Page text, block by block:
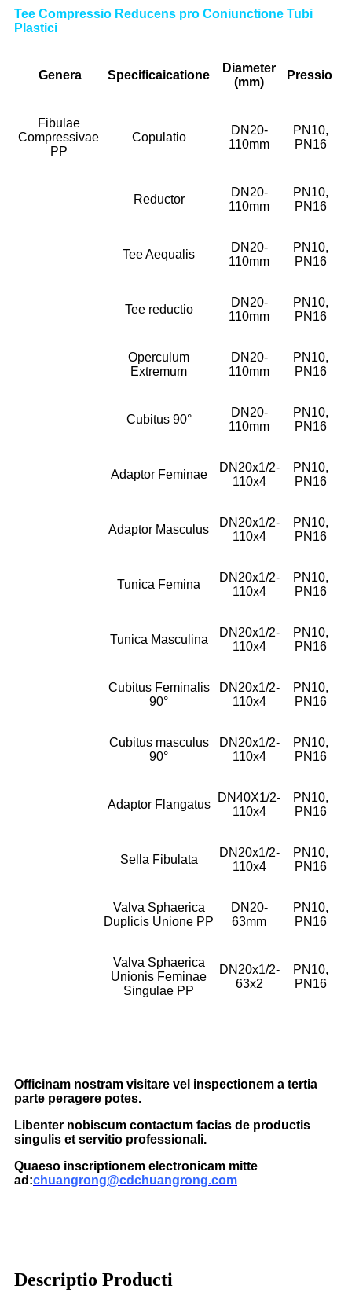
Tee Compressio Reducens pro Coniunctione Tubi
Plastici
Genera Specificaicatione
Diameter
(mm)
Pressio
Fibulae
Compressivae
PP
Copulatio
DN20-
110mm
PN10,
PN16
Reductor
DN20-
110mm
PN10,
PN16
Tee Aequalis
DN20-
110mm
PN10,
PN16
Tee reductio
DN20-
110mm
PN10,
PN16
Operculum
Extremum
DN20-
110mm
PN10,
PN16
Cubitus 90°
DN20-
110mm
PN10,
PN16
Adaptor Feminae
DN20x1/2-
110x4
PN10,
PN16
Adaptor Masculus
DN20x1/2-
110x4
PN10,
PN16
Tunica Femina
DN20x1/2-
110x4
PN10,
PN16
Tunica Masculina
DN20x1/2-
110x4
PN10,
PN16
Cubitus Feminalis
90°
DN20x1/2-
110x4
PN10,
PN16
Cubitus masculus
90°
DN20x1/2-
110x4
PN10,
PN16
Adaptor Flangatus
DN40X1/2-
110x4
PN10,
PN16
Sella Fibulata
DN20x1/2-
110x4
PN10,
PN16
Valva Sphaerica
Duplicis Unione PP
DN20-
63mm
PN10,
PN16
Valva Sphaerica
Unionis Feminae
Singulae PP
DN20x1/2-
63x2
PN10,
PN16
Officinam nostram visitare vel inspectionem a tertia
parte peragere potes.
Libenter nobiscum contactum facias de productis
singulis et servitio professionali.
Quaeso inscriptionem electronicam mitte
ad:chuangrong@cdchuangrong.com
Descriptio Producti